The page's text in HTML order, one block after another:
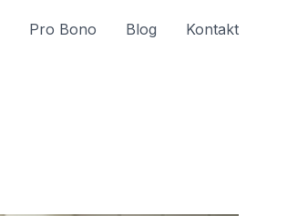
Pro Bono Blog Kontakt